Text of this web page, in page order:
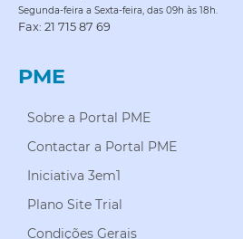
Segunda-feira a Sexta-feira, das 09h às 18h.
Fax: 21 715 87 69
PME
Sobre a Portal PME
Contactar a Portal PME
Iniciativa 3em1
Plano Site Trial
Condições Gerais